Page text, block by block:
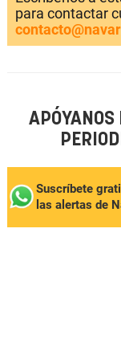
para contactar
APÓYANOS
Suscríbete
las alertas de